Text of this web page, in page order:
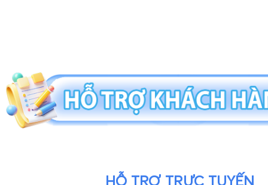
HỖ TRỢ TRỰC TUYẾN